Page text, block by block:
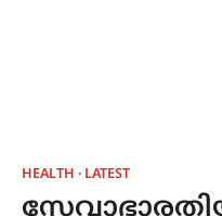
HEALTH LATEST